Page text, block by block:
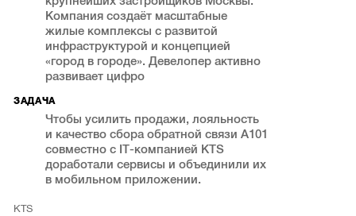
Компания создаёт масштабные
жилые комплексы с развитой
инфраструктурой и концепцией
«город в городе». Девелопер активно
развивает цифро
ЗАДАЧА
Чтобы усилить продажи, лояльность
и качество сбора обратной связи А101
совместно с IT-компанией KTS
доработали сервисы и объединили их
в мобильном приложении.
KTS